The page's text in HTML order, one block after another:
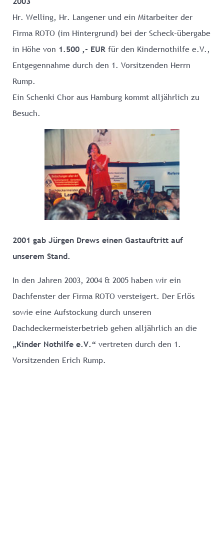
Hr. Welling, Hr. Langener und ein Mitarbeiter der
Firma ROTO (im Hintergrund) bei der Scheck–übergabe
in Höhe von 1.500 ,- EUR für den Kindernothilfe e.V.,
Entgegennahme durch den 1. Vorsitzenden Herrn
Rump.
Ein Schenki Chor aus Hamburg kommt alljährlich zu
Besuch.
2001 gab Jürgen Drews einen Gastauftritt auf
unserem Stand.
In den Jahren 2003, 2004 & 2005 haben wir ein
Dachfenster der Firma ROTO versteigert. Der Erlös
sowie eine Aufstockung durch unseren
Dachdeckermeisterbetrieb gehen alljährlich an die
„Kinder Nothilfe e.V.“ vertreten durch den 1.
Vorsitzenden Erich Rump.